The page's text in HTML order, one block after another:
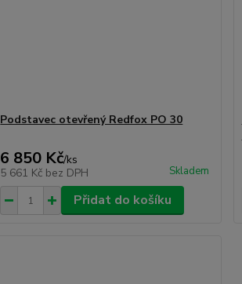
Podstavec otevřený Redfox PO 30
6 850 Kč/ks
5 661 Kč bez DPH Skladem
Přidat do košíku